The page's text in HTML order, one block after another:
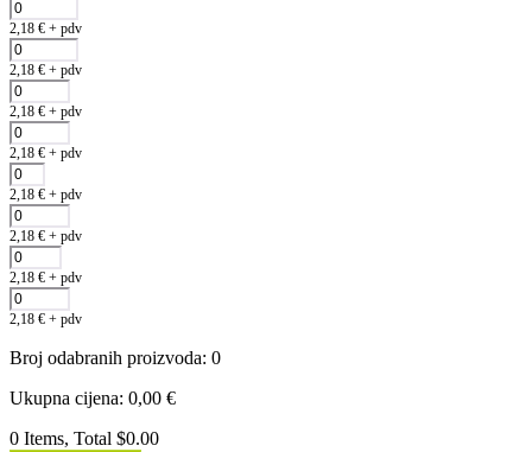
2,18 € + pdv
2,18 € + pdv
2,18 € + pdv
2,18 € + pdv
2,18 € + pdv
2,18 € + pdv
2,18 € + pdv
2,18 € + pdv
Broj odabranih proizvoda: 0
Ukupna cijena: 0,00 €
0 Items, Total $0.00